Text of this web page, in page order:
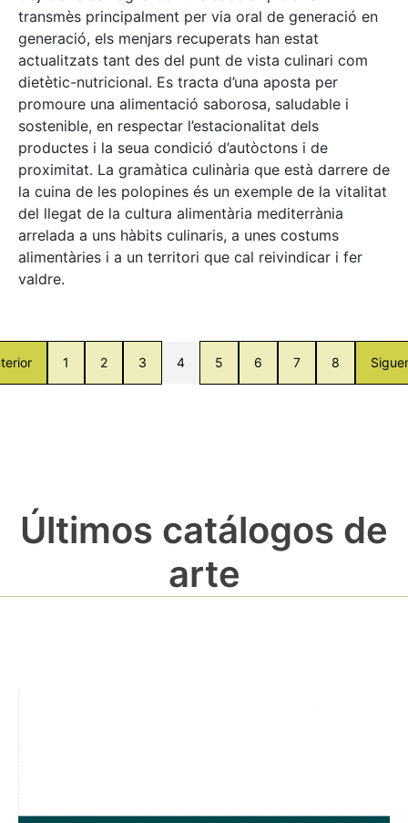
transmès principalment per via oral de generació en
generació, els menjars recuperats han estat
actualitzats tant des del punt de vista culinari com
dietètic-nutricional. Es tracta d’una aposta per
promoure una alimentació saborosa, saludable i
sostenible, en respectar l’estacionalitat dels
productes i la seua condició d’autòctons i de
proximitat. La gramàtica culinària que està darrere de
la cuina de les polopines és un exemple de la vitalitat
del llegat de la cultura alimentària mediterrània
arrelada a uns hàbits culinaris, a unes costums
alimentàries i a un territori que cal reivindicar i fer
valdre.
1 2 3 4 5 6 7 8
Últimos catálogos de
arte